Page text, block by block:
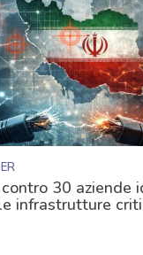
30 aziende
infrastrutture